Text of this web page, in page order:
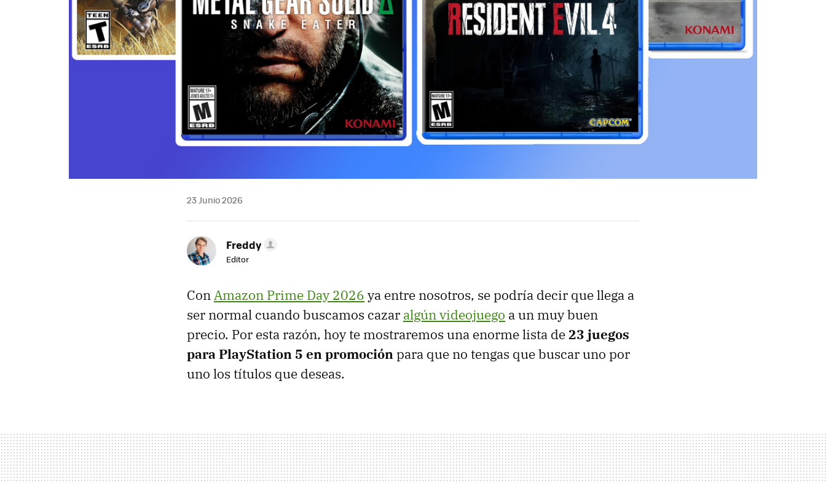
23 Junio 2026
Freddy
Editor
ConAmazon Prime Day 2026 ya entre nosotros, se podría decir que llega a
ser normal cuando buscamos cazar algún videojuego a un muy buen
precio. Por esta razón, hoy te mostraremos una enorme lista de23 juegos
para PlayStation 5 en promociónpara que no tengas que buscar uno por
uno los títulos que deseas.